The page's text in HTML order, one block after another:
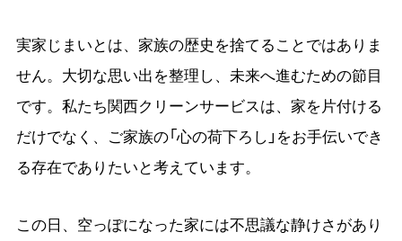
実家じまいとは、家族の歴史を捨てることではありま
せん。大切な思い出を整理し、未来へ進むための節目
です。私たち関西クリーンサービスは、家を片付ける
だけでなく、ご家族の「心の荷下ろし」をお手伝いでき
る存在でありたいと考えています。
この日、空っぽになった家には不思議な静けさがあり